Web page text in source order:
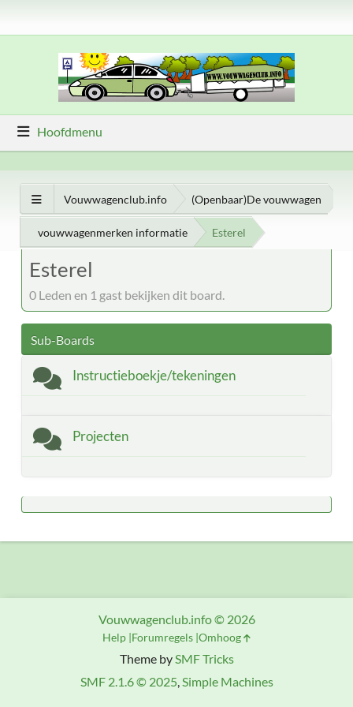
Hoofdmenu
Vouwwagenclub.info (Openbaar)De vouwwagen
vouwwagenmerken informatie Esterel
Esterel
0 Leden en 1 gast bekijken dit board.
Sub-Boards
Instructieboekje/tekeningen
Projecten
Theme bySMF Tricks
SMF 2.1.6 © 2025,Simple Machines
Vouwwagenclub.info © 2026
Help Forumregels Omhoog